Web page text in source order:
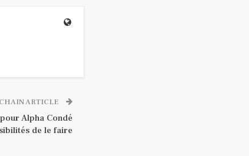
ARTICLE
Alpha Condé
de le faire